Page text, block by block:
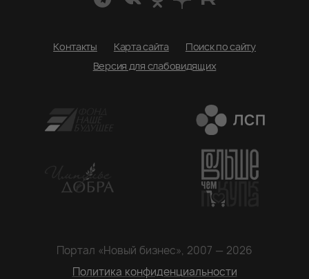
Портал «Новый бизнес», 2007 — 2026
Политика конфиденциальности
Контакты Карта сайта
Поиск по сайту
Версия для слабовидящих